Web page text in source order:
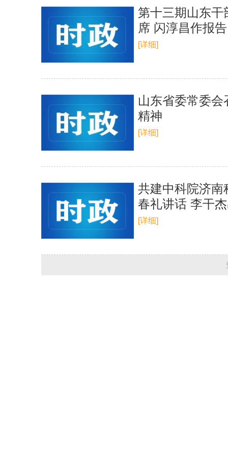
第十三期山东
席 闪淳昌作报告
[详细]
山东省委常委
精神
[详细]
共建中科院济南
春礼讲话 李干
[详细]